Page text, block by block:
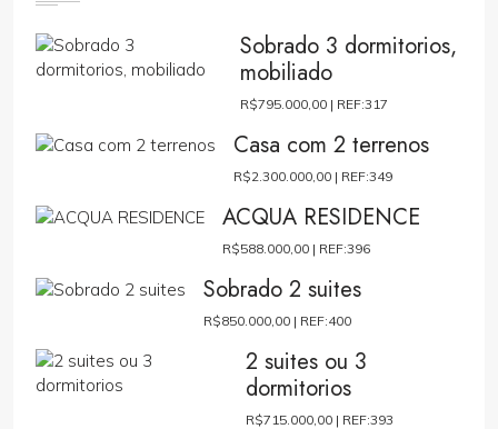
Sobrado 3 dormitorios,
mobiliado
R$795.000,00 | REF:317
Casa com 2 terrenos
R$2.300.000,00 | REF:349
ACQUA RESIDENCE
R$588.000,00 | REF:396
Sobrado 2 suites
R$850.000,00 | REF:400
2 suites ou 3
dormitorios
R$715.000,00 | REF:393